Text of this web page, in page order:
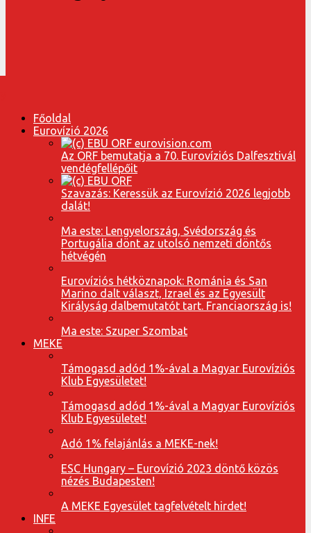
Főoldal
Eurovízió 2026
Az ORF bemutatja a 70. Eurovíziós Dalfesztivál
vendégfellépőit
Szavazás: Keressük az Eurovízió 2026 legjobb
dalát!
Ma este: Lengyelország, Svédország és
Portugália dönt az utolsó nemzeti döntős
hétvégén
Eurovíziós hétköznapok: Románia és San
Marino dalt választ, Izrael és az Egyesült
Királyság dalbemutatót tart. Franciaország is!
Ma este: Szuper Szombat
MEKE
Támogasd adód 1%-ával a Magyar Eurovíziós
Klub Egyesületet!
Támogasd adód 1%-ával a Magyar Eurovíziós
Klub Egyesületet!
Adó 1% felajánlás a MEKE-nek!
ESC Hungary – Eurovízió 2023 döntő közös
nézés Budapesten!
A MEKE Egyesület tagfelvételt hirdet!
INFE